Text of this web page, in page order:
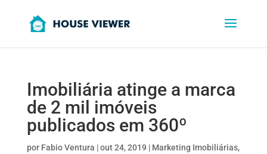
Imobiliária atinge a marca
de 2 mil imóveis
publicados em 360º
por Fabio Ventura |out 24, 2019 | Marketing Imobiliárias,